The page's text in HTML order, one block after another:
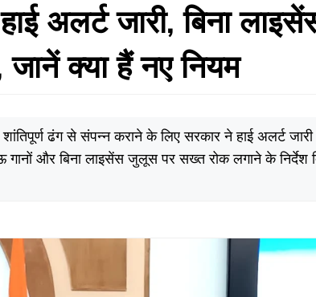
अलर्ट जारी, बिना
क्या हैं नए नियम
ढंग से संपन्न कराने के लिए सरकार ने हाई अलर्ट जारी
और बिना लाइसेंस जुलूस पर सख्त रोक लगाने के निर्देश